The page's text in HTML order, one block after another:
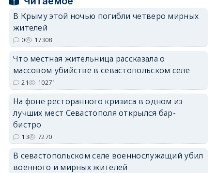
В Крыму этой ночью погибли четверо мирных
жителей
0 17308
Что местная жительница рассказала о
массовом убийстве в севастопольском селе
21 10271
На фоне ресторанного кризиса в одном из
лучших мест Севастополя открылся бар-
бистро
13 7270
В севастопольском селе военнослужащий убил
военного и мирных жителей